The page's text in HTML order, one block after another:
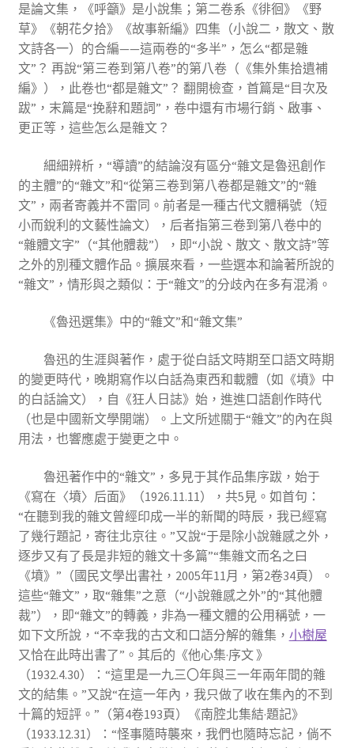
是論文集，《呼籲》是小說集；第二卷系《徘徊》《野
草》《朝花夕拾》《故事新編》四集（小說二，散文、散
文詩各一）的合編——這兩卷的“多半”，怎么“都是雜
文”？ 再說“第三卷到第八卷”的第八卷（《集外集拾遺補
編》），此卷也“都是雜文”？ 翻開檢查，首篇是“目次及
跋”，末篇是“挽辭和題詞”，卷中還有市場行銷、啟事、
更正等，這些怎么是雜文？
細細辨析，“導讀”的結論沒有區分“雜文是魯迅創作
的主體”的“雜文”和“從第三卷到第八卷都是雜文”的“雜
文”，兩者寄義并不雷同。前者是一種古代文體稱號（短
小而銳利的文藝性論文），后者指第三卷到第八卷中的
“雜體文字”（“其他體裁”），即“小說、散文、散文詩”等
之外的別種文體作品。擴展來看，一些選本和論著所說的
“雜文”，情形與之類似：于“雜文”的分歧內在多有混淆。
《魯迅選集》中的“雜文”和“雜文集”
魯迅的生涯與著作，處于從白話文時期至口語文時期
的變更時代，晚期寫作以白話為東西和載體（如《墳》中
的白話論文），自《狂人日誌》始，進進口語創作時代
（也是中國新文學開端）。上文所述關于“雜文”的內在與
用法，也響應處于變更之中。
魯迅著作中的“雜文”，多見于其作品集序跋，始于
《寫在〈墳〉后面》（1926.11.11），共5見。如首句：
“在聽到我的雜文曾經印成一半的新聞的時辰，我已經寫
了幾行題記，寄往北京往。”又說“于是除小說雜感之外，
逐步又有了長是非短的雜文十多篇”“集雜文而名之曰
《墳》”（國民文學出書社，2005年11月，第2卷34頁）。
這些“雜文”，取“雜集”之意（“小說雜感之外”的“其他體
裁”），即“雜文”的轉義，非為一種文體的公用稱號，一
如下文所說，“不幸我的古文和口語分解的雜集， 小樹屋
又恰在此時出書了”。其后的《他心集·序文 》
（1932.4.30）：“這里是一九三〇年與三一年兩年間的雜
文的結集。”又說“在這一年內，我只做了收在集內的不到
十篇的短評。”（第4卷193頁）《南腔北集結·題記》
（1933.12.31）：“怪事隨時襲來，我們也隨時忘記，倘不